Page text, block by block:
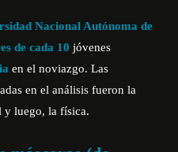
Nacional Autónoma de
de cada 10 jóvenes
en el noviazgo. Las
en el análisis fueron la
y luego, la física.